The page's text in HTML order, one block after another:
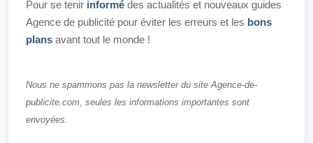
Pour se tenir informé des actualités et nouveaux guides
Agence de publicité pour éviter les erreurs et les bons
plans avant tout le monde !
Nous ne spammons pas la newsletter du site Agence-de-
publicite.com, seules les informations importantes sont
envoyées.